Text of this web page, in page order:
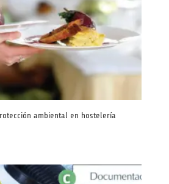
ambiental en hostelería